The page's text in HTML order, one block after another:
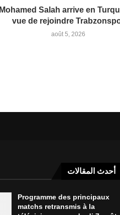
Mohamed Salah arrive en
vue de rejoindre
août 5, 2026
أحدث المقالات
Programme des principaux
matchs retransmis à la